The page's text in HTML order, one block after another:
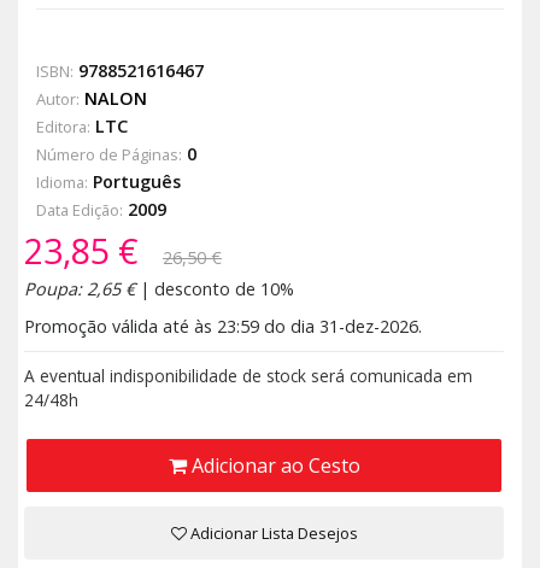
ISBN: 9788521616467
Autor: NALON
Editora: LTC
Número de Páginas: 0
Idioma: Português
Data Edição: 2009
23,85 €
26,50 €
Poupa: 2,65 €| desconto de 10%
Promoção válida até às 23:59 do dia 31-dez-2026.
A eventual indisponibilidade de stock será comunicada em
24/48h
Adicionar ao Cesto
Adicionar Lista Desejos